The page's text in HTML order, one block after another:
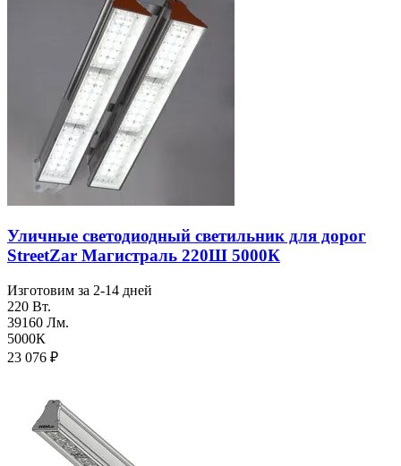
Уличные светодиодный светильник для дорог
StreetZar Магистраль 220Ш 5000К
Изготовим за 2-14 дней
220 Вт.
39160 Лм.
5000К
23 076 ₽